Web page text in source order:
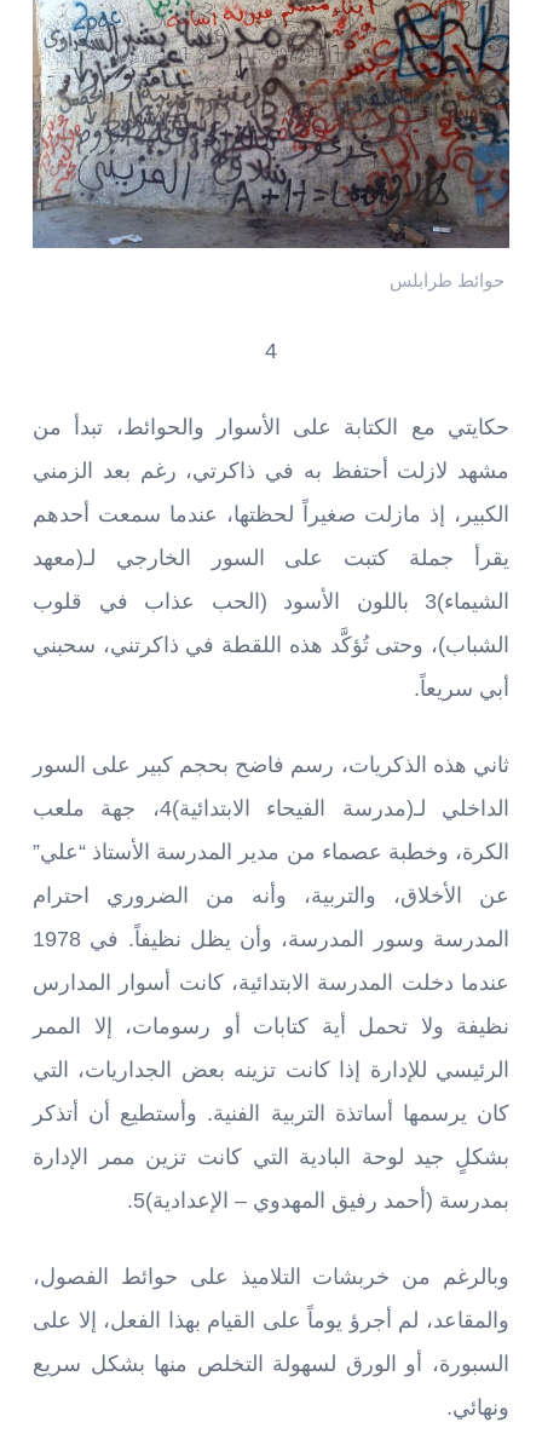
حوائط طرابلس
4
حكايتي مع الكتابة على الأسوار والحوائط، تبدأ من
مشهد لازلت أحتفظ به في ذاكرتي، رغم بعد الزمني
الكبير، إذ مازلت صغيراً لحظتها، عندما سمعت أحدهم
يقرأ جملة كتبت على السور الخارجي لـ(معهد
الشيماء)3 باللون الأسود (الحب عذاب في قلوب
الشباب)، وحتى تُؤكَّد هذه اللقطة في ذاكرتني، سحبني
أبي سريعاً.
ثاني هذه الذكريات، رسم فاضح بحجم كبير على السور
الداخلي لـ(مدرسة الفيحاء الابتدائية)4، جهة ملعب
الكرة، وخطبة عصماء من مدير المدرسة الأستاذ “علي”
عن الأخلاق، والتربية، وأنه من الضروري احترام
المدرسة وسور المدرسة، وأن يظل نظيفاً. في 1978
عندما دخلت المدرسة الابتدائية، كانت أسوار المدارس
نظيفة ولا تحمل أية كتابات أو رسومات، إلا الممر
الرئيسي للإدارة إذا كانت تزينه بعض الجداريات، التي
كان يرسمها أساتذة التربية الفنية. وأستطيع أن أتذكر
بشكلٍ جيد لوحة البادية التي كانت تزين ممر الإدارة
بمدرسة (أحمد رفيق المهدوي – الإعدادية)5.
وبالرغم من خربشات التلاميذ على حوائط الفصول،
والمقاعد، لم أجرؤ يوماً على القيام بهذا الفعل، إلا على
السبورة، أو الورق لسهولة التخلص منها بشكل سريع
ونهائي.